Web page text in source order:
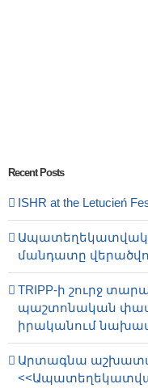
Recent Posts
ISHR at the Letucień
մանդատը
TRIPP-ի շուրջ
պաշտոնական
իրականում
Արտագնա